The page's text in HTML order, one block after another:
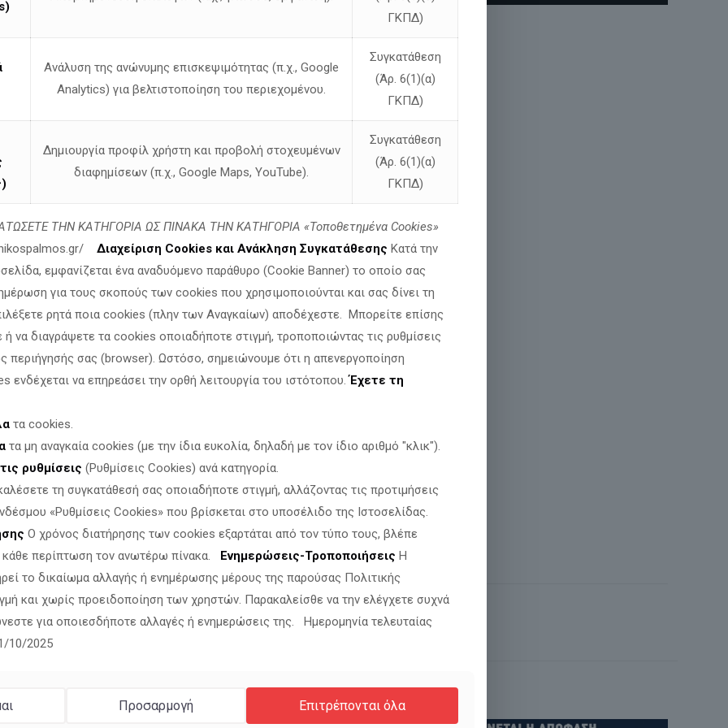
πίστη και φλόγα.
ζήλο.
που ακό μα πονάνε για την Κύπρο μας.
σιωπή.
απέναντι
κεφάλι.
Ο ΕΛΛΗΝΙΣΜΟΣ ΔΕΝ ΠΕΘΑΙΝΕΙ.
ΓΚΠΔ)
Ανάλυση της ανώνυμης επισκεψιμότητας (π.χ., Google
Analytics) για βελτιστοποίηση του περιεχομένου.
Συγκατάθεση
(Άρ. 6(1)(α)
ΓΚΠΔ)
Δημιουργία προφίλ χρήστη και προβολή στοχευμένων
διαφημίσεων (π.χ., Google Maps, YouTube).
Συγκατάθεση
(Άρ. 6(1)(α)
ΓΚΠΔ)
ΤΗΝ ΚΑΤΗΓΟΡΙΑ ΩΣ ΠΙΝΑΚΑ ΤΗΝ ΚΑΤΗΓΟΡΙΑ «Τοποθετημένα Cookies»
Διαχείριση Cookies και Ανάκληση Συγκατάθεσης Κατά την
εμφανίζεται ένα αναδυόμενο παράθυρο (Cookie Banner) το οποίο σας
για τους σκοπούς των cookies που χρησιμοποιούνται και σας δίνει τη
ρητά ποια cookies (πλην των Αναγκαίων) αποδέχεστε. Μπορείτε επίσης
ή να διαγράψετε τα cookies οποιαδήποτε στιγμή, τροποποιώντας τις ρυθμίσεις
περιήγησής σας (browser). Ωστόσο, σημειώνουμε ότι η απενεργοποίηση
ενδέχεται να επηρεάσει την ορθή λειτουργία του ιστότοπου.Έχετε τη
τα cookies.
τα μη αναγκαία cookies (με την ίδια ευκολία, δηλαδή με τον ίδιο αριθμό "κλικ").
ρυθμίσεις (Ρυθμίσεις Cookies) ανά κατηγορία.
τη συγκατάθεσή σας οποιαδήποτε στιγμή, αλλάζοντας τις προτιμήσεις
«Ρυθμίσεις Cookies» που βρίσκεται στο υποσέλιδο της Ιστοσελίδας.
Ο χρόνος διατήρησης των cookies εξαρτάται από τον τύπο τους, βλέπε
κάθε περίπτωση τον ανωτέρω πίνακα. Ενημερώσεις-Τροποποιήσεις Η
το δικαίωμα αλλαγής ή ενημέρωσης μέρους της παρούσας Πολιτικής
και χωρίς προειδοποίηση των χρηστών. Παρακαλείσθε να την ελέγχετε συχνά
για οποιεσδήποτε αλλαγές ή ενημερώσεις της. Ημερομηνία τελευταίας
10/2025
Προσαρμογή Επιτρέπονται όλα